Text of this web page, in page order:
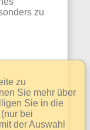
zu
Sie mehr über
Sie in die
bei
der Auswahl
zu